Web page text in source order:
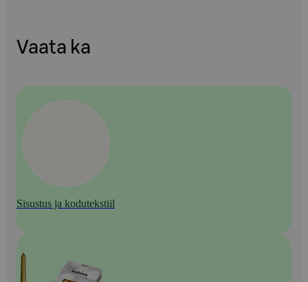
Vaata ka
Sisustus ja kodutekstiil